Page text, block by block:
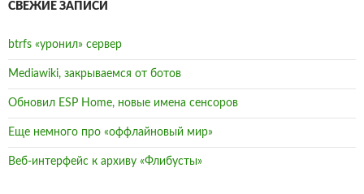
СВЕЖИЕ ЗАПИСИ
btrfs «уронил» сервер
Mediawiki, закрываемся от ботов
Обновил ESP Home, новые имена сенсоров
Еще немного про «оффлайновый мир»
Веб-интерфейс к архиву «Флибусты»